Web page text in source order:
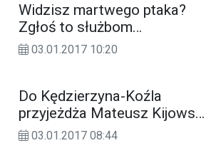
Widzisz martwego ptaka?
Zgłoś to służbom
weterynaryjnym. Narada
03.01.2017 10:20
Do Kędzierzyna-Koźla
przyjeżdża Mateusz Kijowski,
lider Komitetu Obrony
03.01.2017 08:44